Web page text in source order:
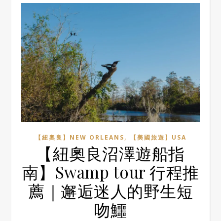
【紐奧良】NEW ORLEANS, 【美國旅遊】USA
【紐奧良沼澤遊船指
南】Swamp tour 行程推
薦｜邂逅迷人的野生短
吻鱷